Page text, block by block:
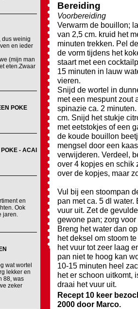
dus weinig
en ieder
(mijn man
eten.Zwaar
POKE
- ACAI
en
Ook
jaren.
wat wortel
lekker en
88, was
zeker
Bereiding
Voorbereiding
Verwarm de bouillon;
van 2,5 cm. kruid het
minuten trekken. Pel
de vorm tijdens het
staart met een
15 minuten in lauw
vieren.
Snijd de wortel in
met een mespunt zout
spinazie ca. 2
cm. Snijd het stukje
met eetstokjes of een
de koude bouillon
mengsel door een
verwijderen. Verdeel,
over 4 kopjes en schik
over de kopjes, maar
Vul bij een stoompan
pan met ca. 5 dl
vuur uit. Zet de
gewone pan; zorg
Breng het water dan
het deksel om stoom
het vuur tot zeer laag
pan niet te hoog kan
10-15 minuten heel
het er schoon uitkomt,
draai het vuur uit.
Recept 10 keer
2000 door Marco.